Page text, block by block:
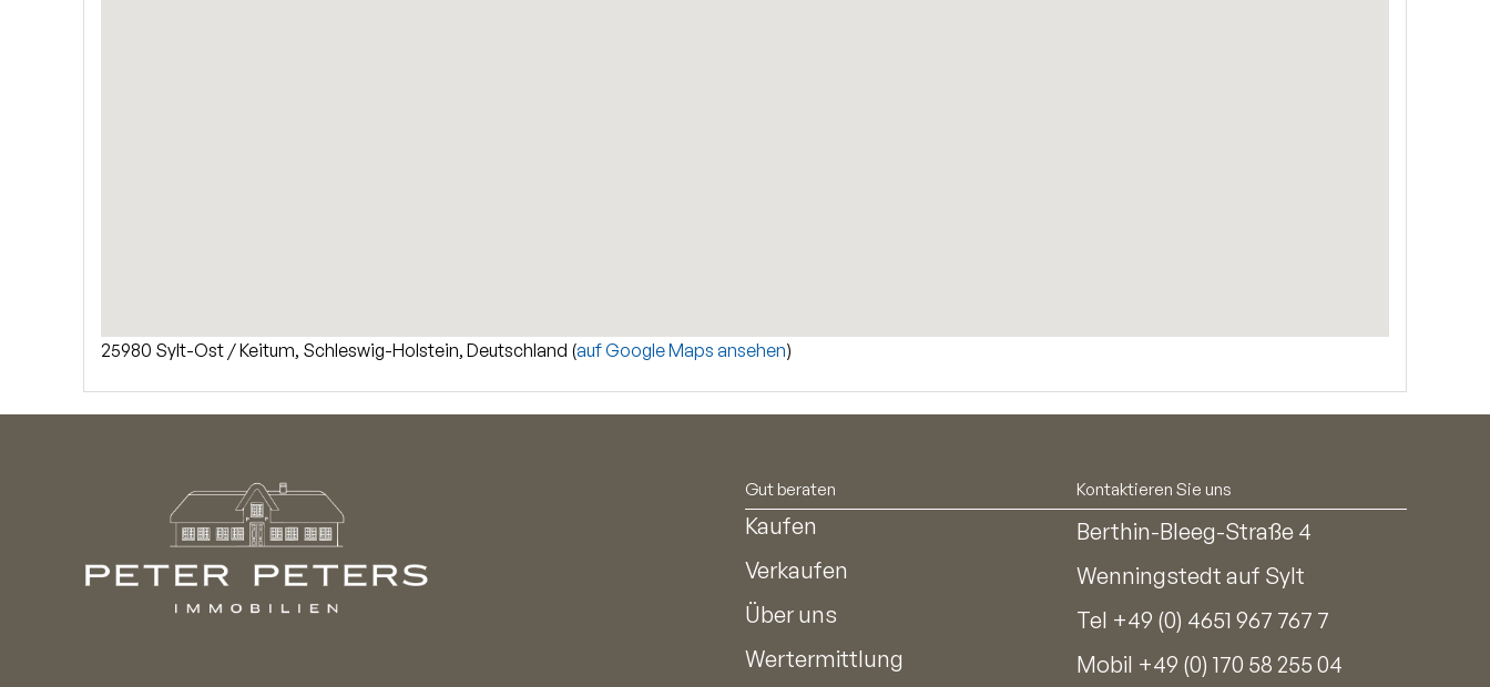
25980 Sylt-Ost / Keitum, Schleswig-Holstein, Deutschland (auf Google Maps ansehen)
Gut beraten
Kaufen
Verkaufen
Über uns
Wertermittlung
Kontaktieren Sie uns
Berthin-Bleeg-Straße 4
Wenningstedt auf Sylt
Tel +49 (0) 4651 967 767 7
Mobil +49 (0) 170 58 255 04